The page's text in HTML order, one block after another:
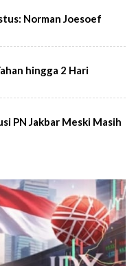
Norman Joesoef
hingga 2 Hari
PN Jakbar Meski Masih